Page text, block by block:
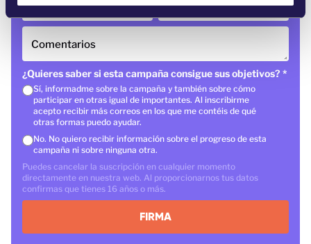
n
País* Código postal
Comentarios
¿Quieres saber si esta campaña consigue sus objetivos? *
Sí, informadme sobre la campaña y también sobre cómo
participar en otras igual de importantes. Al inscribirme
acepto recibir más correos en los que me contéis de qué
otras formas puedo ayudar.
No. No quiero recibir información sobre el progreso de esta
campaña ni sobre ninguna otra.
Puedes cancelar la suscripción en cualquier momento
directamente en nuestra web. Al proporcionarnos tus datos
confirmas que tienes 16 años o más.
FIRMA